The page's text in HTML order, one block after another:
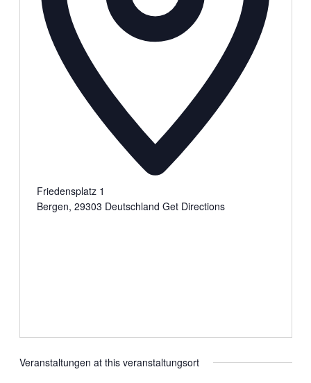
Friedensplatz 1
Bergen, 29303 Deutschland Get Directions
Veranstaltungen at this veranstaltungsort